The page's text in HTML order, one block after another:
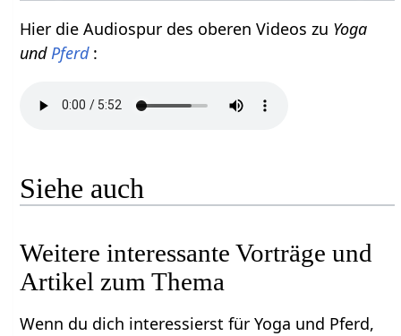
Hier die Audiospur des oberen Videos zu Yoga
undPferd :
Siehe auch
Weitere interessante Vorträge und
Artikel zum Thema
Wenn du dich interessierst für Yoga und Pferd,